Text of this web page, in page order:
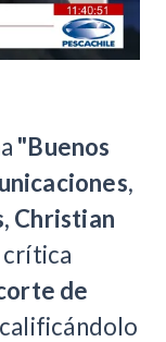
"Buenos
,
Christian
crítica
de